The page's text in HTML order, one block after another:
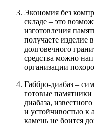
Экономия без
складе – это
изготовления
получаете изделие
долговечного
средства можно
организации
Габбро-диабаз –
готовые памятники
диабаза,
и устойчивостью к
камень не боится